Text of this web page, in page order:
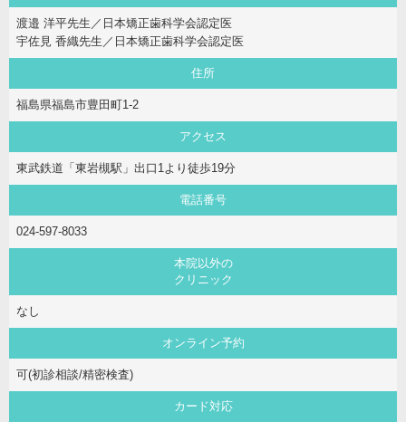
渡邉 洋平先生／日本矯正歯科学会認定医
宇佐見 香織先生／日本矯正歯科学会認定医
住所
福島県福島市豊田町1-2
アクセス
東武鉄道「東岩槻駅」出口1より徒歩19分
電話番号
024-597-8033
本院以外の
クリニック
なし
オンライン予約
可(初診相談/精密検査)
カード対応